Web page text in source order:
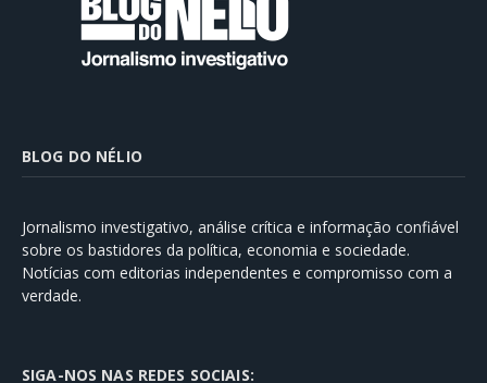
BLOG DO NÉLIO
Jornalismo investigativo, análise crítica e informação confiável
sobre os bastidores da política, economia e sociedade.
Notícias com editorias independentes e compromisso com a
verdade.
SIGA-NOS NAS REDES SOCIAIS: